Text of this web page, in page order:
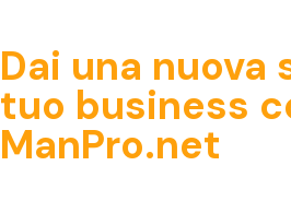
Dai una nuova
tuo business
ManPro.net